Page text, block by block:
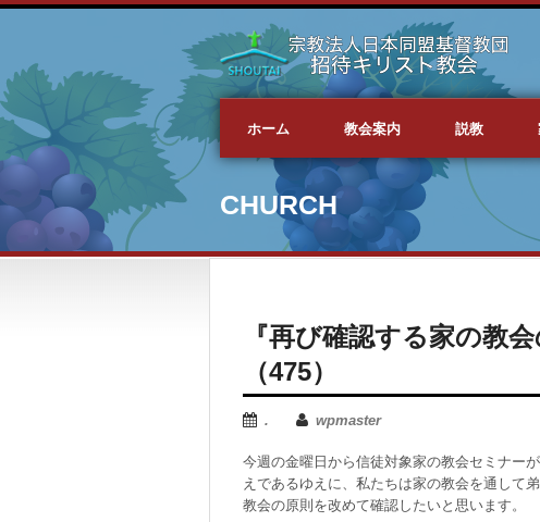
ホーム 教会案内 説教
CHURCH
『再び確認する家の教
（475）
. wpmaster
今週の金曜日から信徒対象家の教会セミナー
えであるゆえに、私たちは家の教会を通して
教会の原則を改めて確認したいと思います。